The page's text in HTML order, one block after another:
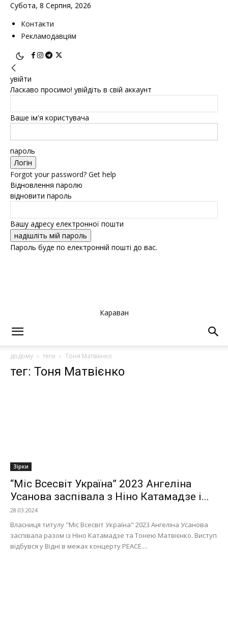
Субота, 8 Серпня, 2026
Контакти
Рекламодавцям
увійти
Ласкаво просимо! увійдіть в свій аккаунт
Ваше ім'я користувача
пароль
Forgot your password? Get help
Відновлення паролю
відновити пароль
Вашу адресу електронної пошти
Пароль буде по електронній пошті до вас.
Караван
додому теги Тоня Матвієнко
тег: Тоня Матвієнко
Зірки
“Міс Всесвіт Україна” 2023 Ангеліна
Усанова заспівала з Ніно Катамадзе і...
28.03.2024
Власниця титулу "Міс Всесвіт Україна" 2023 Ангеліна Усанова
заспівала разом із Ніно Катамадзе та Тонею Матвієнко. Виступ
відбувся у Відні в межах концерту PEACE....